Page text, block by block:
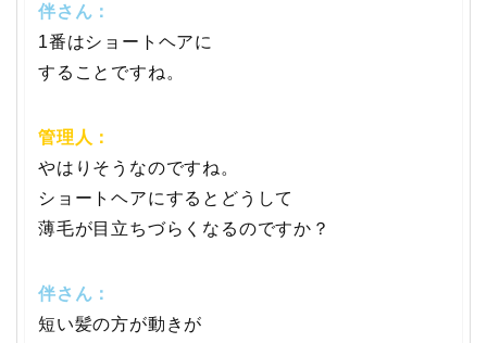
伴さん：
1番はショートヘアに
することですね。
管理人：
やはりそうなのですね。
ショートヘアにするとどうして
薄毛が目立ちづらくなるのですか？
伴さん：
短い髪の方が動きが